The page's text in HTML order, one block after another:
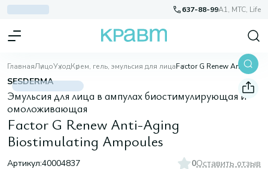
637-88-99A1, МТС, Life
ГлавнаяЛицоУходКрем, гель, эмульсия для лица Factor G Renew Anti-Aging Biostimulating Ampoules
SESDERMA
Эмульсия для лица в ампулах биостимулирующая и
омоложивающая
Factor G Renew Anti-Aging
Biostimulating Ampoules
Артикул:40004837 0Оставить отзыв